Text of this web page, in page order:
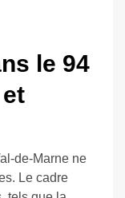
le 94
de-Marne ne
Le cadre